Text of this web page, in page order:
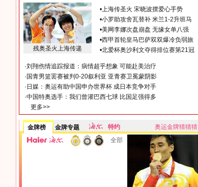
残奥圣火上海传递
•上海传圣火 宋晓波摆爱心手势
•小罗助攻舍瓦替补 米兰1-2升班马
•美网李娜次盘崩盘 无缘女单八强
•西甲首轮皇马巴萨双双爆冷负弱旅
•北爱杯奥沙利文夺得排位赛第21冠
·刘翔伤情追踪报道：病情超乎想象 可能赴美治疗
· 国青男篮罢赛被判0-20叙利亚 亚青赛卫冕蒙阴影
· 日媒：奥运有助中国申办世界杯 成日本竞争对手
·中国特奥选手：我们曾灌巴西七球 比国足强得多
更多>>
金牌榜 金牌专题 特约
奥运金牌猜猜猜
全部